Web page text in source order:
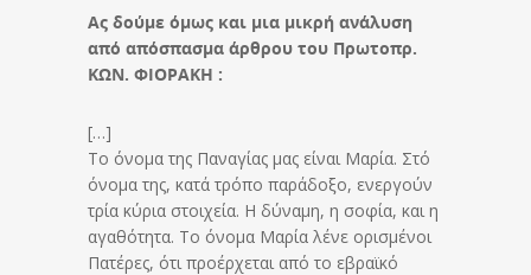
Ας δούμε όμως και μια μικρή ανάλυση
από απόσπασμα άρθρου του Πρωτοπρ.
ΚΩΝ. ΦΙΟΡΑΚΗ :
[…]
Το όνομα της Παναγίας μας είναι Μαρία. Στό
όνομα της, κατά τρόπο παράδοξο, ενεργούν
τρία κύρια στοιχεία. Η δύναμη, η σοφία, και η
αγαθότητα. Το όνομα Μαρία λένε ορισμένοι
Πατέρες, ότι προέρχεται από το εβραϊκό